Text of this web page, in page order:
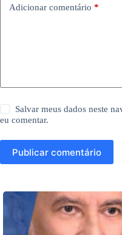
Adicionar comentário *
Salvar meus dados neste
eu comentar.
Publicar comentário